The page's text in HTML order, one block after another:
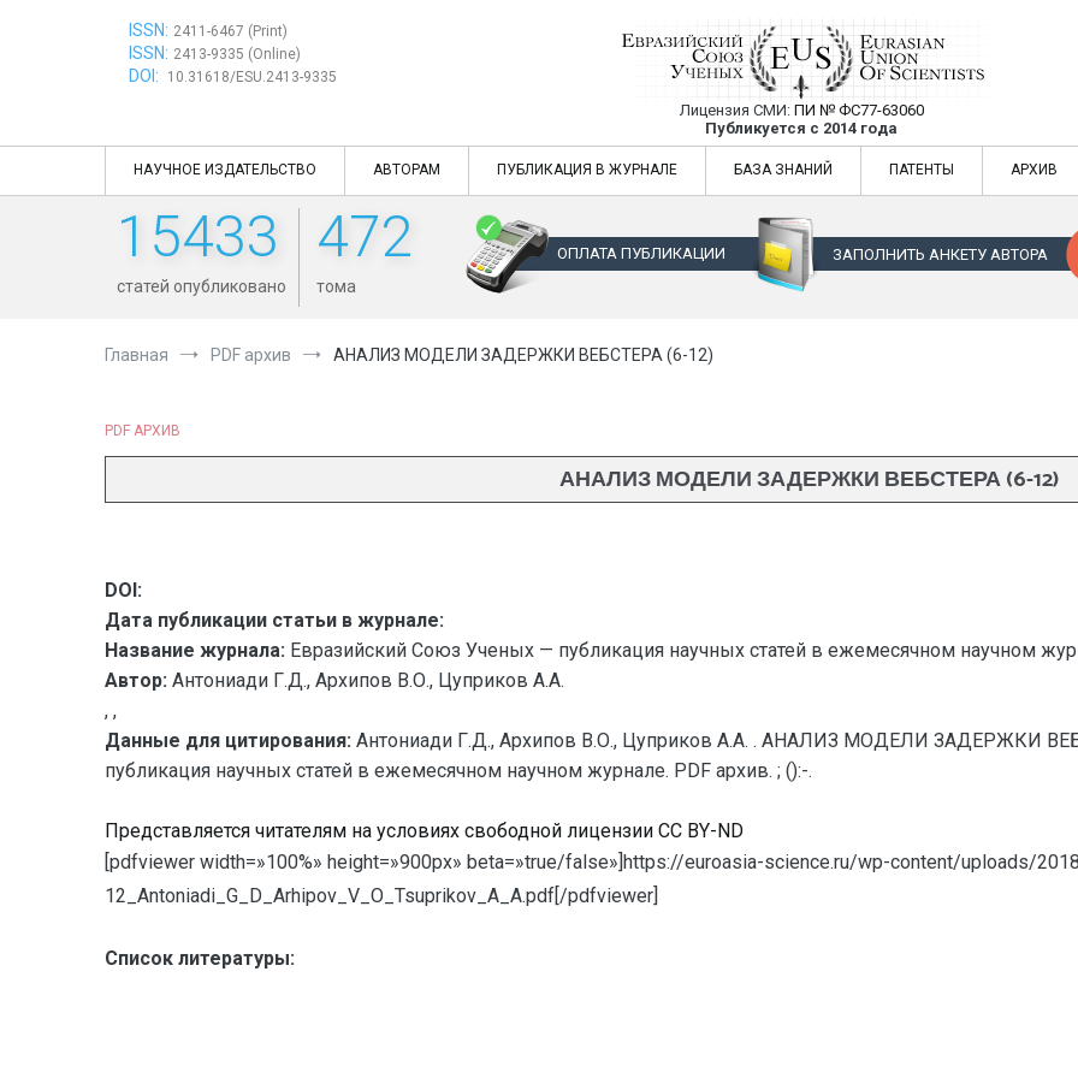
ISSN: 2411-6467 (Print)
ISSN: 2413-9335 (Online)
DOI: 10.31618/ESU.2413-9335
Евразийский Союз Ученых —
Лицензия СМИ: ПИ № ФС77-63060
Публикуется с 2014 года
Евразийский Союз Ученых — публикация научных статей в
НАУЧНОЕ ИЗДАТЕЛЬСТВО АВТОРАМ ПУБЛИКАЦИЯ В ЖУРНАЛЕ БАЗА ЗНАНИЙ ПАТЕНТЫ АРХИВ
15433
статей опубликовано
472
тома
ОПЛАТА ПУБЛИКАЦИИ ЗАПОЛНИТЬ АНКЕТУ АВТОРА
Главная PDF архив АНАЛИЗ МОДЕЛИ ЗАДЕРЖКИ ВЕБСТЕРА (6-12)
PDF АРХИВ
АНАЛИЗ МОДЕЛИ ЗАДЕРЖКИ ВЕБСТЕРА (6-12)
DOI:
Дата публикации статьи в журнале:
Название журнала: Евразийский Союз Ученых — публикация научных статей в ежемесячном научном
Автор: Антониади Г.Д., Архипов В.О., Цуприков А.А.
, ,
Данные для цитирования: Антониади Г.Д., Архипов В.О., Цуприков А.А. . АНАЛИЗ МОДЕЛИ ЗАДЕРЖКИ
публикация научных статей в ежемесячном научном журнале. PDF архив. ; ():-.
Представляется читателям на условиях свободной лицензии CC BY-ND
[pdfviewer width=»100%» height=»900px» beta=»true/false»]https://euroasia-science.ru/wp-content/uploads/
12_Antoniadi_G_D_Arhipov_V_O_Tsuprikov_A_A.pdf[/pdfviewer]
Список литературы: